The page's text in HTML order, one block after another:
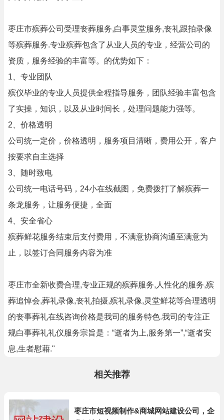
枣庄市殡葬公司受理丧葬服务,白事灵堂服务,丧礼跟拍录像
等殡葬服务.专业殡葬包含了从业人员的专业，经营公司的
资质，服务经验的丰富等。的优势如下：
1、专业团队
殡仪毕业的专业人员提供全程指导服务，团队经验丰富包含
了实操，知识，以及从业时间长，处理问题能力强等。
2、价格透明
公司统一定价，价格透明，服务项目清晰，费用公开，客户
按要求自主选择
3、随时致电
公司统一电话号码，24小在线截图，免费拨打了解殡葬一
条龙服务，让服务便捷，全面
4、安全省心
殡葬鲜花服务结束后支付费用，不满意协商沟通至满意为
止，以签订合同服务内容为准
枣庄市全新收费合理,专业正规的殡葬服务,人性化的服务,殡
葬追悼会,葬礼录像,丧礼拍摄,殡礼录像,灵堂鲜花等合理透明
的丧事葬礼在线咨询价格是我司的服务特色.我司的专注正
规白事葬礼礼仪服务宗旨是：“逝者为上,服务第一”,“逝者安
息,生者慰藉."
相关推荐
枣庄市短视频制作&商城网站建设公司，企